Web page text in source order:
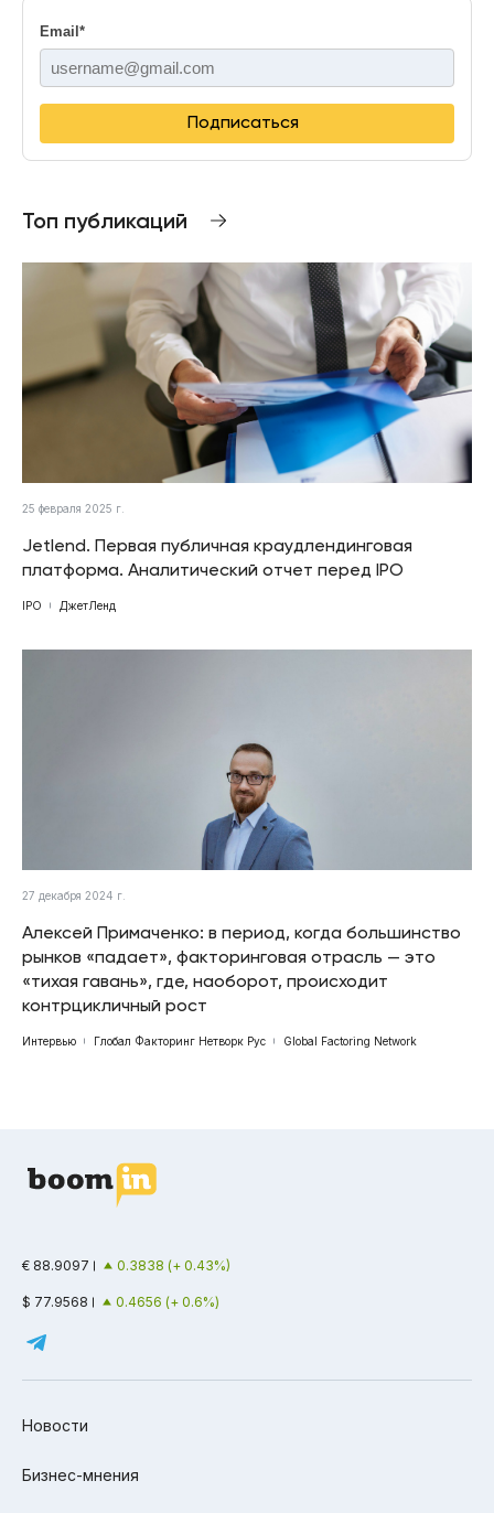
Email *
Подписаться
Топ публикаций
25 февраля 2025 г.
Jetlend. Первая публичная краудлендинговая
платформа. Аналитический отчет перед IPO
IPO ДжетЛенд
27 декабря 2024 г.
Алексей Примаченко: в период, когда большинство
рынков «падает», факторинговая отрасль — это
«тихая гавань», где, наоборот, происходит
контрцикличный рост
Интервью Глобал Факторинг Нетворк Рус Global Factoring Network
€ 88.9097 0.3838 (+ 0.43%)
$ 77.9568 0.4656 (+ 0.6%)
Новости
Бизнес-мнения